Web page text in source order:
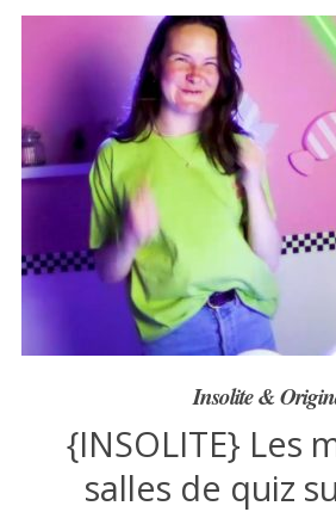
Insolite &
{INSOLITE} Les
salles de quiz